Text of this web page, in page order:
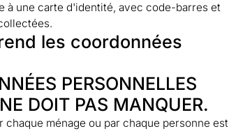
à une carte d'identité, avec code-barres et
PERSONNELLES
DOIT PAS MANQUER.
chaque ménage ou par chaque personne est